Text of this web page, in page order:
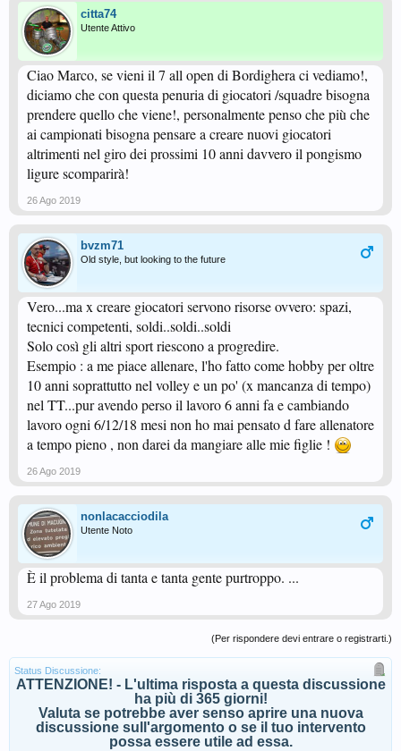
citta74
Utente Attivo
Ciao Marco, se vieni il 7 all open di Bordighera ci vediamo!,
diciamo che con questa penuria di giocatori /squadre bisogna
prendere quello che viene!, personalmente penso che più che
ai campionati bisogna pensare a creare nuovi giocatori
altrimenti nel giro dei prossimi 10 anni davvero il pongismo
ligure scomparirà!
26 Ago 2019
bvzm71
Old style, but looking to the future
Vero...ma x creare giocatori servono risorse ovvero: spazi,
tecnici competenti, soldi..soldi..soldi
Solo così gli altri sport riescono a progredire.
Esempio : a me piace allenare, l'ho fatto come hobby per oltre
10 anni soprattutto nel volley e un po' (x mancanza di tempo)
nel TT...pur avendo perso il lavoro 6 anni fa e cambiando
lavoro ogni 6/12/18 mesi non ho mai pensato d fare allenatore
a tempo pieno , non darei da mangiare alle mie figlie !
26 Ago 2019
nonlacacciodila
Utente Noto
È il problema di tanta e tanta gente purtroppo. ...
27 Ago 2019
(Per rispondere devi entrare o registrarti.)
Status Discussione:
ATTENZIONE! - L'ultima risposta a questa discussione
ha più di 365 giorni!
Valuta se potrebbe aver senso aprire una nuova
discussione sull'argomento o se il tuo intervento
possa essere utile ad essa.